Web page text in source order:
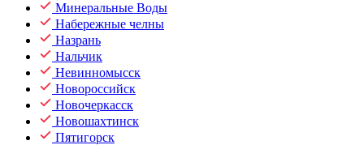
Минеральные Воды
Набережные челны
Назрань
Нальчик
Невинномысск
Новороссийск
Новочеркасск
Новошахтинск
Пятигорск